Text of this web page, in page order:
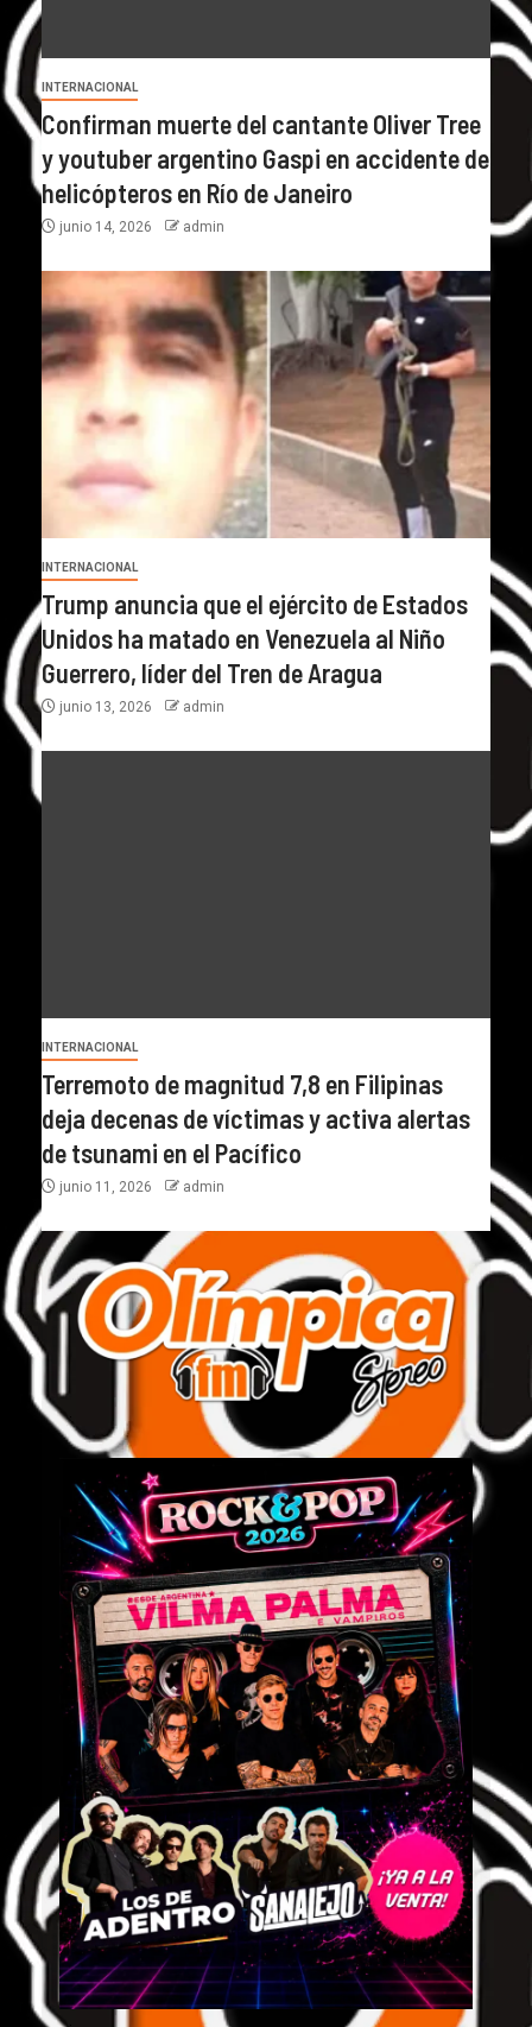
INTERNACIONAL
Confirman muerte del cantante Oliver Tree
y youtuber argentino Gaspi en accidente de
helicópteros en Río de Janeiro
junio 14, 2026 admin
INTERNACIONAL
Trump anuncia que el ejército de Estados
Unidos ha matado en Venezuela al Niño
Guerrero, líder del Tren de Aragua
junio 13, 2026 admin
INTERNACIONAL
Terremoto de magnitud 7,8 en Filipinas
deja decenas de víctimas y activa alertas
de tsunami en el Pacífico
junio 11, 2026 admin